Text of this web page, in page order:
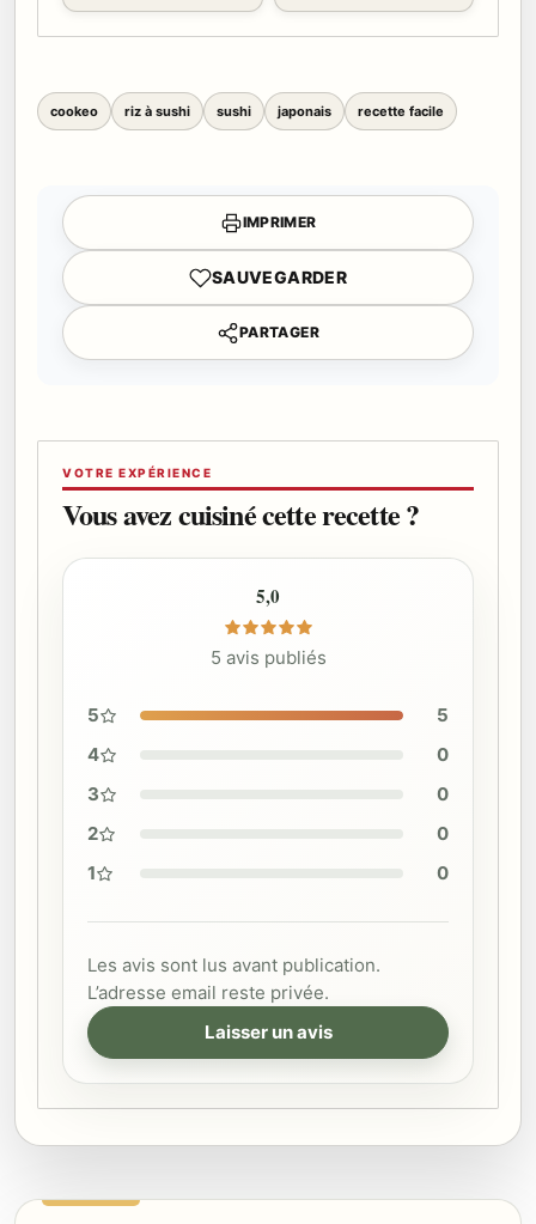
cookeo riz à sushi sushi japonais recette facile
IMPRIMER
SAUVEGARDER
PARTAGER
VOTRE EXPÉRIENCE
Vous avez cuisiné cette recette ?
5,0
5 avis publiés
5
5
4
0
3
0
2
0
1
0
Les avis sont lus avant publication.
L’adresse email reste privée.
Laisser un avis